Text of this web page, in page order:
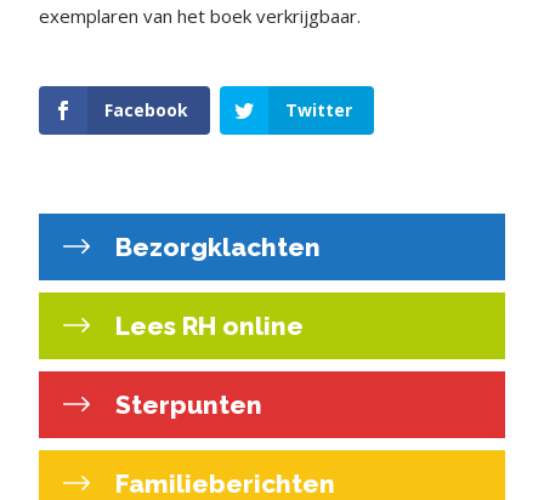
exemplaren van het boek verkrijgbaar.
Facebook Twitter
Bezorgklachten
Lees RH online
Sterpunten
Familieberichten